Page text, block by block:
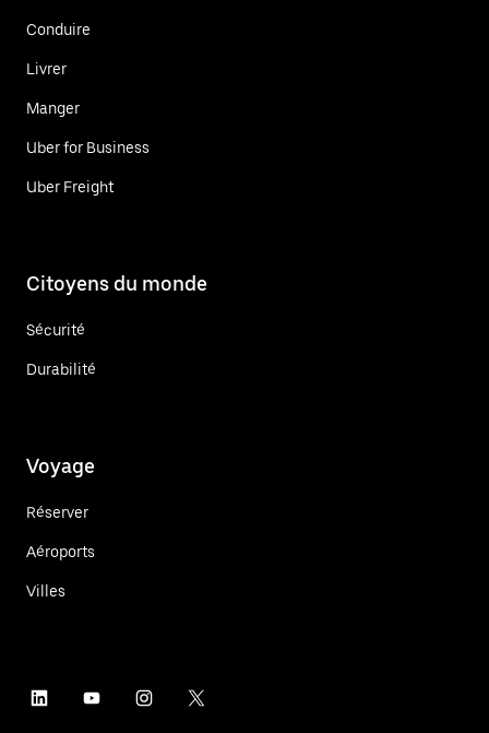
Conduire
Livrer
Manger
Uber for Business
Uber Freight
Citoyens du monde
Sécurité
Durabilité
Voyage
Réserver
Aéroports
Villes